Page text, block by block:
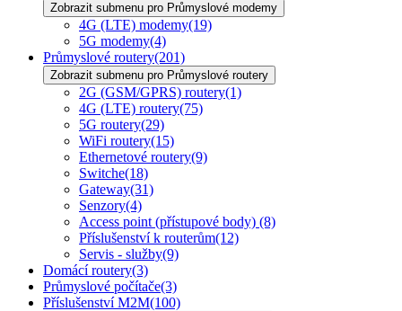
Zobrazit submenu pro Průmyslové modemy
4G (LTE) modemy(19)
5G modemy(4)
Průmyslové routery(201)
Zobrazit submenu pro Průmyslové routery
2G (GSM/GPRS) routery(1)
4G (LTE) routery(75)
5G routery(29)
WiFi routery(15)
Ethernetové routery(9)
Switche(18)
Gateway(31)
Senzory(4)
Access point (přístupové body) (8)
Příslušenství k routerům(12)
Servis - služby(9)
Domácí routery(3)
Průmyslové počítače(3)
Příslušenství M2M(100)